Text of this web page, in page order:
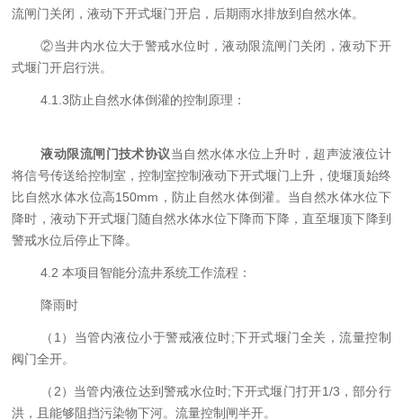
流闸门关闭，液动下开式堰门开启，后期雨水排放到自然水体。
②当井内水位大于警戒水位时，液动限流闸门关闭，液动下开
式堰门开启行洪。
4.1.3防止自然水体倒灌的控制原理：
液动限流闸门技术协议当自然水体水位上升时，超声波液位计
将信号传送给控制室，控制室控制液动下开式堰门上升，使堰顶始终
比自然水体水位高150mm ，防止自然水体倒灌。当自然水体水位下
降时，液动下开式堰门随自然水体水位下降而下降，直至堰顶下降到
警戒水位后停止下降。
4.2 本项目 智能分流井系统工作流程 ：
降雨时
（ 1 ）当管内液位小于警戒液位时;下开式堰门全关，流量控制
阀门全开。
（ 2）当管内液位达到警戒水位时;下开式堰门打开1/3 ，部分行
洪 ， 且能够阻挡污染物下河。流量控制闸半开。